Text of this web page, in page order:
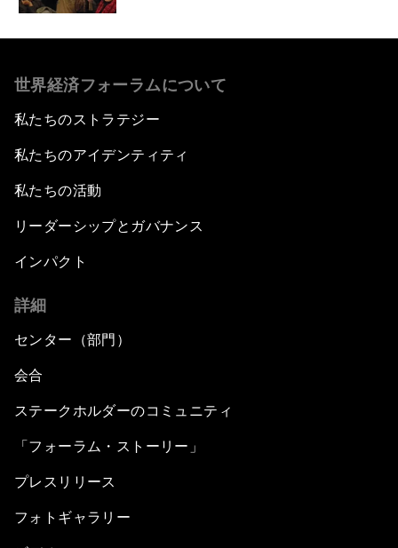
世界経済フォーラムについて
私たちのストラテジー
私たちのアイデンティティ
私たちの活動
リーダーシップとガバナンス
インパクト
詳細
センター（部門）
会合
ステークホルダーのコミュニティ
「フォーラム・ストーリー」
プレスリリース
フォトギャラリー